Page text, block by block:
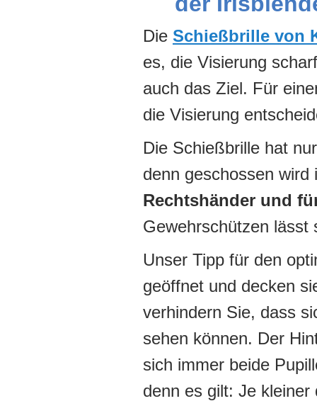
Die Schießbrille von
es, die Visierung
auch das Ziel. Für
die Visierung
Die Schießbrille hat
denn geschossen
Rechtshänder und
Gewehrschützen lässt
Unser Tipp für den
geöffnet und decken
verhindern Sie, dass
sehen können. Der
sich immer beide
denn es gilt: Je